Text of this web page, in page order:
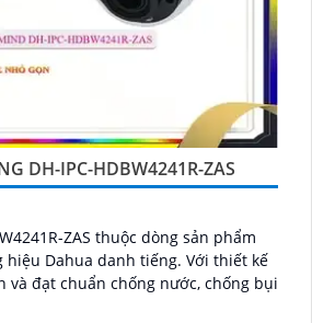
DH-IPC-HDBW4241R-ZAS
ZAS thuộc dòng sản phẩm
danh tiếng. Với thiết kế
và đạt chuẩn chống nước, chống bụi